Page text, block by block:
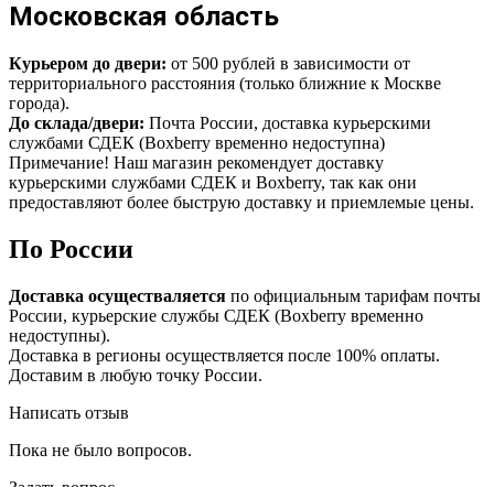
Московская область
Курьером до двери: от 500 рублей в зависимости от
территориального расстояния (только ближние к Москве
города).
До склада/двери: Почта России, доставка курьерскими
службами СДЕК (Boxberry временно недоступна)
Примечание! Наш магазин рекомендует доставку
курьерскими службами СДЕК и Boxberry, так как они
предоставляют более быструю доставку и приемлемые цены.
По России
Доставка осуществаляется по официальным тарифам почты
России, курьерские службы СДЕК (Boxberry временно
недоступны).
Доставка в регионы осуществляется после 100% оплаты.
Доставим в любую точку России.
Написать отзыв
Пока не было вопросов.